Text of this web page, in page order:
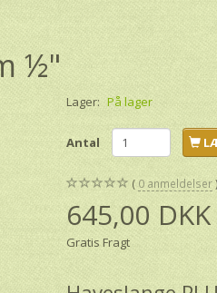
½"
Lager: På lager
Antal
0 anmeldelser
645,00 DKK
Gratis Fragt